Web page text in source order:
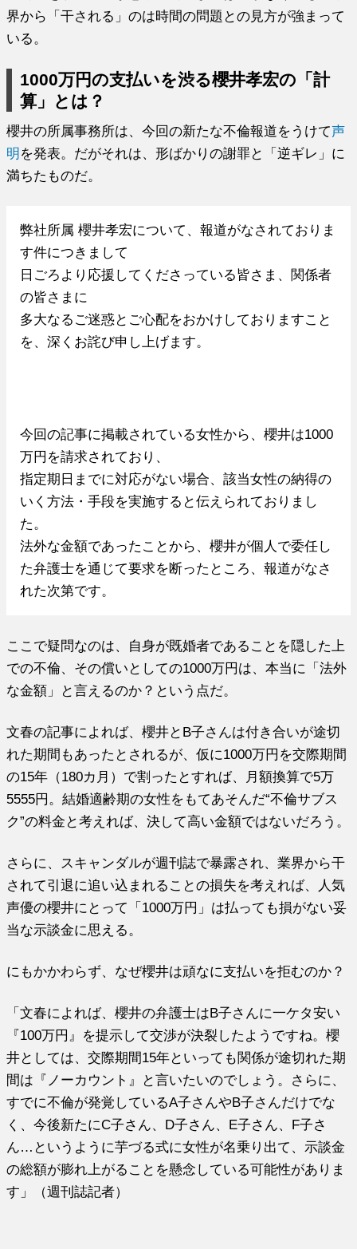
界から「干される」のは時間の問題との見方が強まって
いる。
1000万円の支払いを渋る櫻井孝宏の「計
算」とは？
櫻井の所属事務所は、今回の新たな不倫報道をうけて声
明 を発表。だがそれは、形ばかりの謝罪と「逆ギレ」に
満ちたものだ。
弊社所属 櫻井孝宏について、報道がなされておりま
す件につきまして
日ごろより応援してくださっている皆さま、関係者
の皆さまに
多大なるご迷惑とご心配をおかけしておりますこと
を、深くお詫び申し上げます。
今回の記事に掲載されている女性から、櫻井は1000
万円を請求されており、
指定期日までに対応がない場合、該当女性の納得の
いく方法・手段を実施すると伝えられておりまし
た。
法外な金額であったことから、櫻井が個人で委任し
た弁護士を通じて要求を断ったところ、報道がなさ
れた次第です。
ここで疑問なのは、自身が既婚者であることを隠した上
での不倫、その償いとしての1000万円は、本当に「法外
な金額」と言えるのか？という点だ。
文春の記事によれば、櫻井とB子さんは付き合いが途切
れた期間もあったとされるが、仮に1000万円を交際期間
の15年（180カ月）で割ったとすれば、月額換算で5万
5555円。結婚適齢期の女性をもてあそんだ“不倫サブス
ク”の料金と考えれば、決して高い金額ではないだろう。
さらに、スキャンダルが週刊誌で暴露され、業界から干
されて引退に追い込まれることの損失を考えれば、人気
声優の櫻井にとって「1000万円」は払っても損がない妥
当な示談金に思える。
にもかかわらず、なぜ櫻井は頑なに支払いを拒むのか？
「文春によれば、櫻井の弁護士はB子さんに一ケタ安い
『100万円』を提示して交渉が決裂したようですね。櫻
井としては、交際期間15年といっても関係が途切れた期
間は『ノーカウント』と言いたいのでしょう。さらに、
すでに不倫が発覚しているA子さんやB子さんだけでな
く、今後新たにC子さん、D子さん、E子さん、F子さ
ん…というように芋づる式に女性が名乗り出て、示談金
の総額が膨れ上がることを懸念している可能性がありま
す」（週刊誌記者）